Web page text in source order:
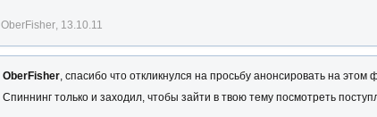
OberFisher, 13.10.11
OberFisher, спасибо что откликнулся на просьбу анонсировать на
Спиннинг только и заходил, чтобы зайти в твою тему посмотреть